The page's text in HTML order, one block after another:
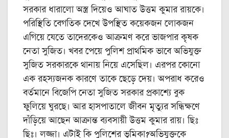
সরকার ধারালো অস্ত্র দিয়েও আঘাত উত্তম কুমার রায়কে।
পরিস্থিতি বেগতিক দেখে উপস্থিত কয়েকজন লোকজন
এগিয়ে যেতে তাদেরকেও আক্রমণ করে ভাজপার কৃষক
নেতা সুজিত। খবর পেয়ে পুলিশ প্রাথমিক ভাবে অভিযুক্ত
সুজিত সরকারকে থানায় নিয়ে এসেছিল। এরপর কোনো
এক রহস্যজনক কারণে তাকে ছেড়ে দেয়। অপরাধ করেও
বর্তমানে বিজেপি নেতা সুজিত সরকার প্রকাশ্যে বুক
ফুলিয়ে ঘুরছে। আর হাসপাতালে জীবন মৃত্যুর সন্ধিক্ষণে
দাঁড়িয়ে আছেন আক্রান্ত ব্যবসায়ী উত্তম কুমার রায়। ছিঃ
ছিঃ। লজ্জা। এটাই কি পুলিশের ভূমিকা?অভিযুক্তকে